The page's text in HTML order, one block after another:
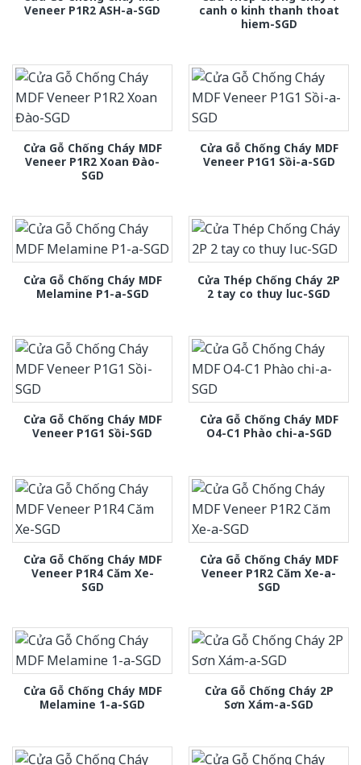
Veneer P1R2 ASH-a-SGD
canh o kinh thanh thoat
hiem-SGD
Cửa Gỗ Chống Cháy MDF
Veneer P1R2 Xoan Đào-
SGD
Cửa Gỗ Chống Cháy MDF
Veneer P1G1 Sồi-a-SGD
Cửa Gỗ Chống Cháy MDF
Melamine P1-a-SGD
Cửa Thép Chống Cháy 2P
2 tay co thuy luc-SGD
Cửa Gỗ Chống Cháy MDF
Veneer P1G1 Sồi-SGD
Cửa Gỗ Chống Cháy MDF
O4-C1 Phào chi-a-SGD
Cửa Gỗ Chống Cháy MDF
Veneer P1R4 Căm Xe-
SGD
Cửa Gỗ Chống Cháy MDF
Veneer P1R2 Căm Xe-a-
SGD
Cửa Gỗ Chống Cháy MDF
Melamine 1-a-SGD
Cửa Gỗ Chống Cháy 2P
Sơn Xám-a-SGD